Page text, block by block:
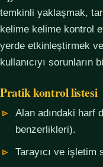
temkinli yaklaşmak,
kelime kelime kontrol
yerde etkinleştirmek
kullanıcıyı sorunların
Pratik kontrol listesi
Alan adındaki harf
benzerlikleri).
Tarayıcı ve